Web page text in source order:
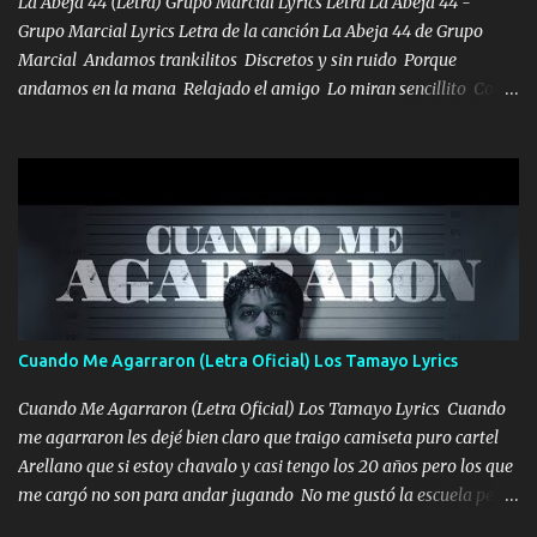
los HERMANOS un cerebro inteligente y com...
Grupo Marcial Lyrics Letra de la canción La Abeja 44 de Grupo
Marcial Andamos trankilitos Discretos y sin ruido Porque
andamos en la mana Relajado el amigo Lo miran sencillito Con
coronamos Se jala los marciales Y sus guitarras ya van sonando
Un gallardo me prendo Para agarrar el vuelo y la mente y
tranquilizando Tomense un buen trago Y así es como empezamos
los versos que voy cantando (Music) A vido alta y bajas La carreta
se atora Pero nunca le aflojamos Ya me han pasado cosas Y
aunque ustedes no sepan Pero la vida es muy corta Hay que
echarle chingazos Y seguir trabajando porque nada es...
Cuando Me Agarraron (Letra Oficial) Los Tamayo Lyrics
Cuando Me Agarraron (Letra Oficial) Los Tamayo Lyrics Cuando
me agarraron les dejé bien claro que traigo camiseta puro cartel
Arellano que si estoy chavalo y casi tengo los 20 años pero los que
me cargó no son para andar jugando No me gustó la escuela pero